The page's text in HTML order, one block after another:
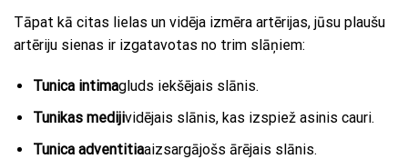
Tāpat kā citas lielas un vidēja izmēra artērijas, jūsu plaušu
artēriju sienas ir izgatavotas no trim slāņiem:
Tunica intimagluds iekšējais slānis.
Tunikas medijividējais slānis, kas izspiež asinis cauri.
Tunica adventitiaaizsargājošs ārējais slānis.